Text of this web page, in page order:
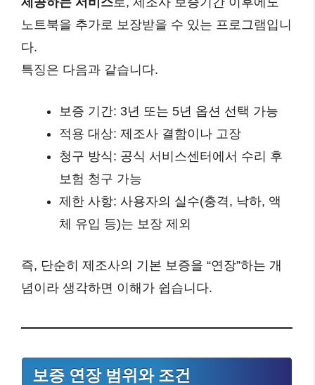
노트북을 추가로 보장받을 수 있는 프로그램입니
다.
특징은 다음과 같습니다.
보증 기간: 3년 또는 5년 옵션 선택 가능
적용 대상: 제조사 결함이나 고장
청구 방식: 공식 서비스센터에서 수리 후
보험 청구 가능
제한 사항: 사용자의 실수(충격, 낙하, 액
체 유입 등)는 보장 제외
즉, 단순히 제조사의 기본 보증을 “연장”하는 개
념이라 생각하면 이해가 쉽습니다.
보증 연장 범위와 조건